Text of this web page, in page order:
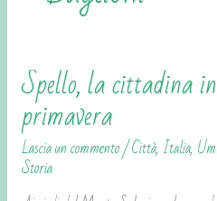
Spello, la cittadina
primavera
Lascia un commento/Città, Italia,
Storia
Spello,
cittadina
in
cui